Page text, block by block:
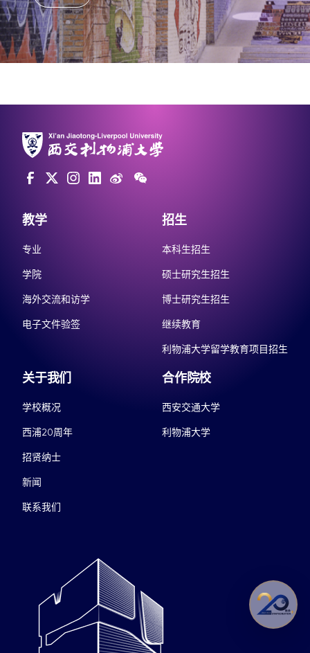
教学
专业
学院
海外交流和访学
电子文件验签
招生
本科生招生
硕士研究生招生
博士研究生招生
继续教育
利物浦大学留学教育项目招生
关于我们
学校概况
西浦20周年
招贤纳士
新闻
联系我们
合作院校
西安交通大学
利物浦大学